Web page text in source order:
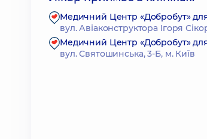
Медичний Центр «Добробут»
вул. Авіаконструктора Ігоря
Медичний Центр «Добробут»
вул. Святошинська, 3-Б, м. Київ